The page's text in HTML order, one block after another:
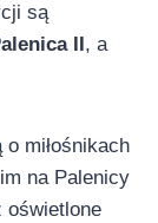
są
II , a
miłośnikach
na Palenicy
oświetlone